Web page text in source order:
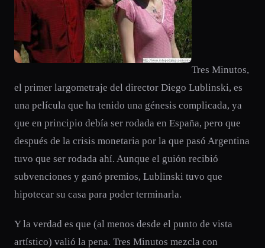
Tres Minutos,
el primer largometraje del director Diego Lublinski, es
una película que ha tenido una génesis complicada, ya
que en principio debía ser rodada en España, pero que
después de la crisis monetaria por la que pasó Argentina
tuvo que ser rodada ahí. Aunque el guión recibió
subvenciones y ganó premios, Lublinski tuvo que
hipotecar su casa para poder terminarla.
Y la verdad es que (al menos desde el punto de vista
artístico) valió la pena. Tres Minutos mezcla con